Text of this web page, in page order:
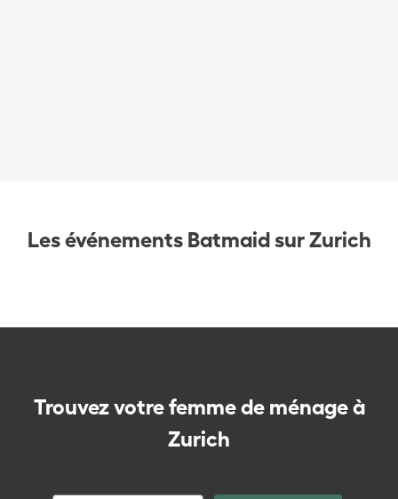
Les événements Batmaid sur Zurich
Trouvez votre femme de ménage à
Zurich